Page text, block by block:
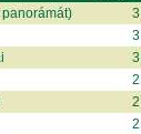
panorámát) 3
3
3
2
2
2